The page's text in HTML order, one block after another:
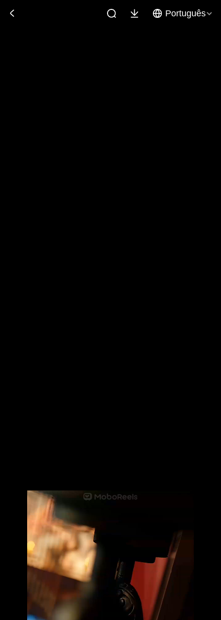
Português